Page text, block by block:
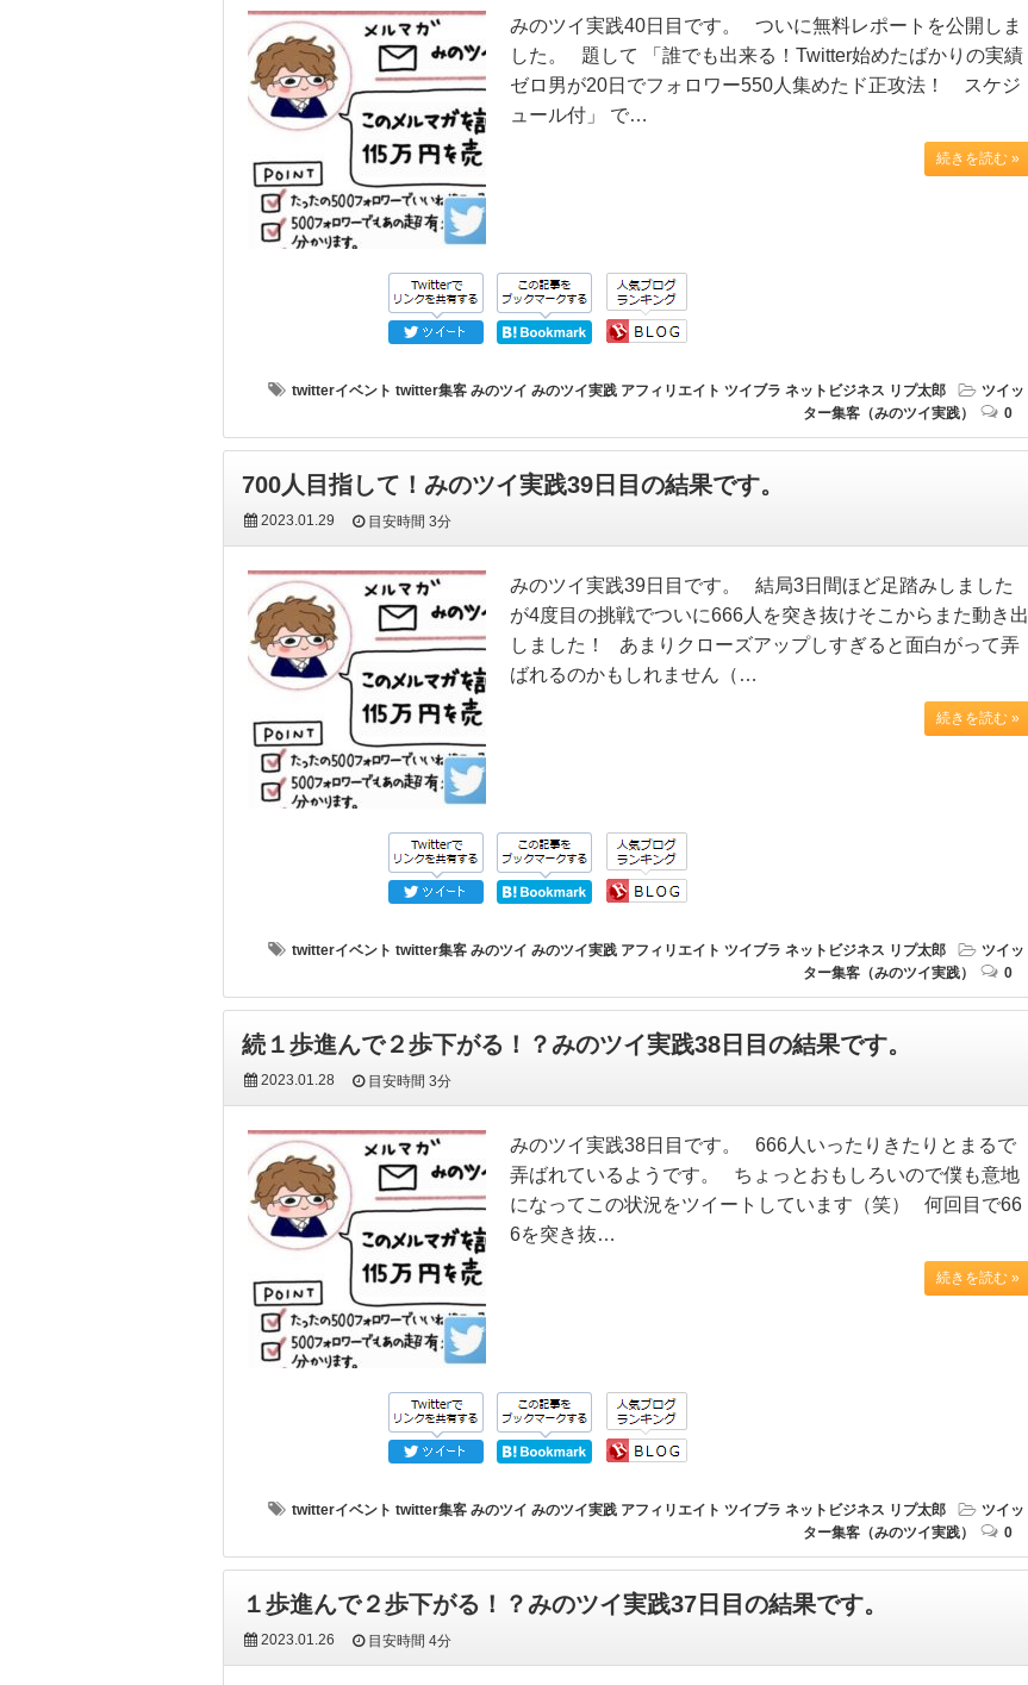
みのツイ実践40日目です。 ついに無料レポートを公開しま
した。 題して 「誰でも出来る！Twitter始めたばかりの実績
ゼロ男が20日でフォロワー550人集めたド正攻法！ スケジ
ュール付」 で…
続きを読む »
twitterイベント twitter集客 みのツイ みのツイ実践 アフィリエイト ツイブラ ネットビジネス リプ太郎
ツイッ
ター集客（みのツイ実践）
0
700人目指して！みのツイ実践39日目の結果です。
2023.01.29 目安時間3分
みのツイ実践39日目です。 結局3日間ほど足踏みしました
が4度目の挑戦でついに666人を突き抜けそこからまた動き出
しました！ あまりクローズアップしすぎると面白がって弄
ばれるのかもしれません（…
続きを読む »
twitterイベント twitter集客 みのツイ みのツイ実践 アフィリエイト ツイブラ ネットビジネス リプ太郎
ツイッ
ター集客（みのツイ実践）
0
続１歩進んで２歩下がる！？みのツイ実践38日目の結果です。
2023.01.28 目安時間3分
みのツイ実践38日目です。 666人いったりきたりとまるで
弄ばれているようです。 ちょっとおもしろいので僕も意地
になってこの状況をツイートしています（笑） 何回目で66
6を突き抜…
続きを読む »
twitterイベント twitter集客 みのツイ みのツイ実践 アフィリエイト ツイブラ ネットビジネス リプ太郎
ツイッ
ター集客（みのツイ実践）
0
１歩進んで２歩下がる！？みのツイ実践37日目の結果です。
2023.01.26 目安時間4分